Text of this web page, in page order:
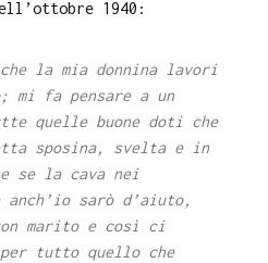
1940:
la mia donnina lavori
mi fa pensare a un
quelle buone doti che
sposina, svelta e in
se la cava nei
sarò d’aiuto,
marito e così ci
per tutto quello che